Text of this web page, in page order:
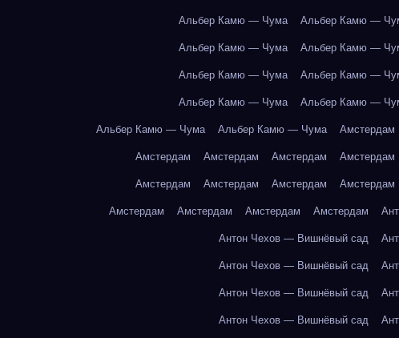
Альбер Камю — Чума Альбер Камю —
Альбер Камю — Чума Альбер Камю —
Альбер Камю — Чума Альбер Камю —
Альбер Камю — Чума Альбер Камю —
Альбер Камю — Чума Альбер Камю — Чума Амстердам
Амстердам Амстердам Амстердам Амстердам
Амстердам Амстердам Амстердам Амстердам
Амстердам Амстердам Амстердам Амстердам
Антон Чехов — Вишнёвый сад
Антон Чехов — Вишнёвый сад
Антон Чехов — Вишнёвый сад
Антон Чехов — Вишнёвый сад